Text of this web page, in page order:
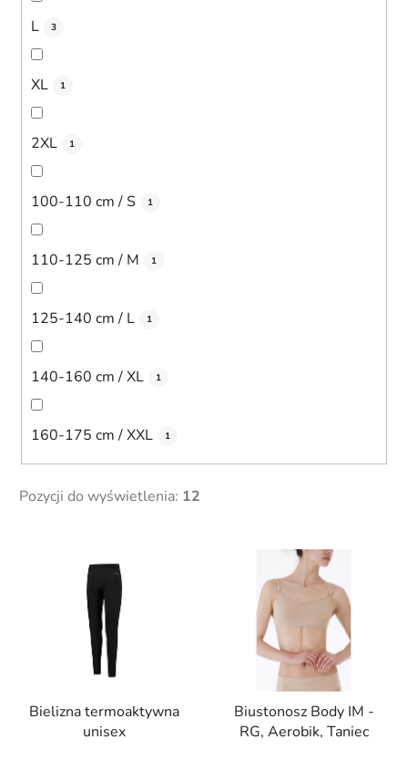
L 3
XL 1
2XL 1
100-110 cm / S 1
110-125 cm / M 1
125-140 cm / L 1
140-160 cm / XL 1
160-175 cm / XXL 1
Pozycji do wyświetlenia: 12
Bielizna termoaktywna
unisex
Biustonosz Body IM -
RG, Aerobik, Taniec